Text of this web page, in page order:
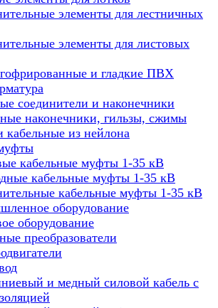
элементы для лестничных
элементы для листовых
и гладкие ПВХ
соединители и наконечники
наконечники, гильзы, сжимы
кабельные из нейлона
кабельные муфты 1-35 кВ
кабельные муфты 1-35 кВ
кабельные муфты 1-35 кВ
оборудование
оборудование
преобразователи
и медный силовой кабель с